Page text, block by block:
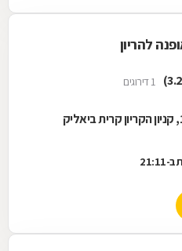
להריון
1 דירוגים